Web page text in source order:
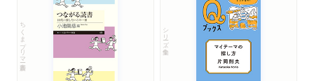
ちくまプリマー新書 シリーズ・全集